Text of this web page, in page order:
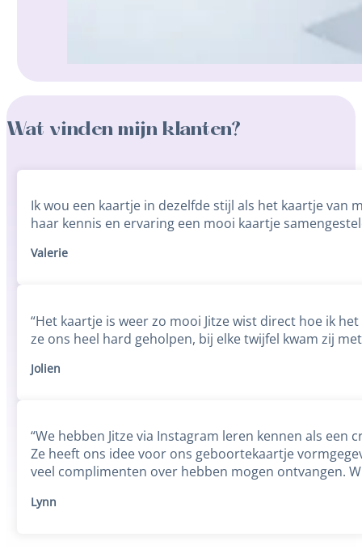
Wat vinden mijn klanten?
Ik wou een kaartje in dezelfde stijl als het kaartje van
haar kennis en ervaring een mooi kaartje
Valerie
“Het kaartje is weer zo mooi Jitze wist direct hoe ik
ze ons heel hard geholpen, bij elke twijfel kwam zij
Jolien
“We hebben Jitze via Instagram leren kennen als
Ze heeft ons idee voor ons geboortekaartje
veel complimenten over hebben mogen ontvangen.
Lynn